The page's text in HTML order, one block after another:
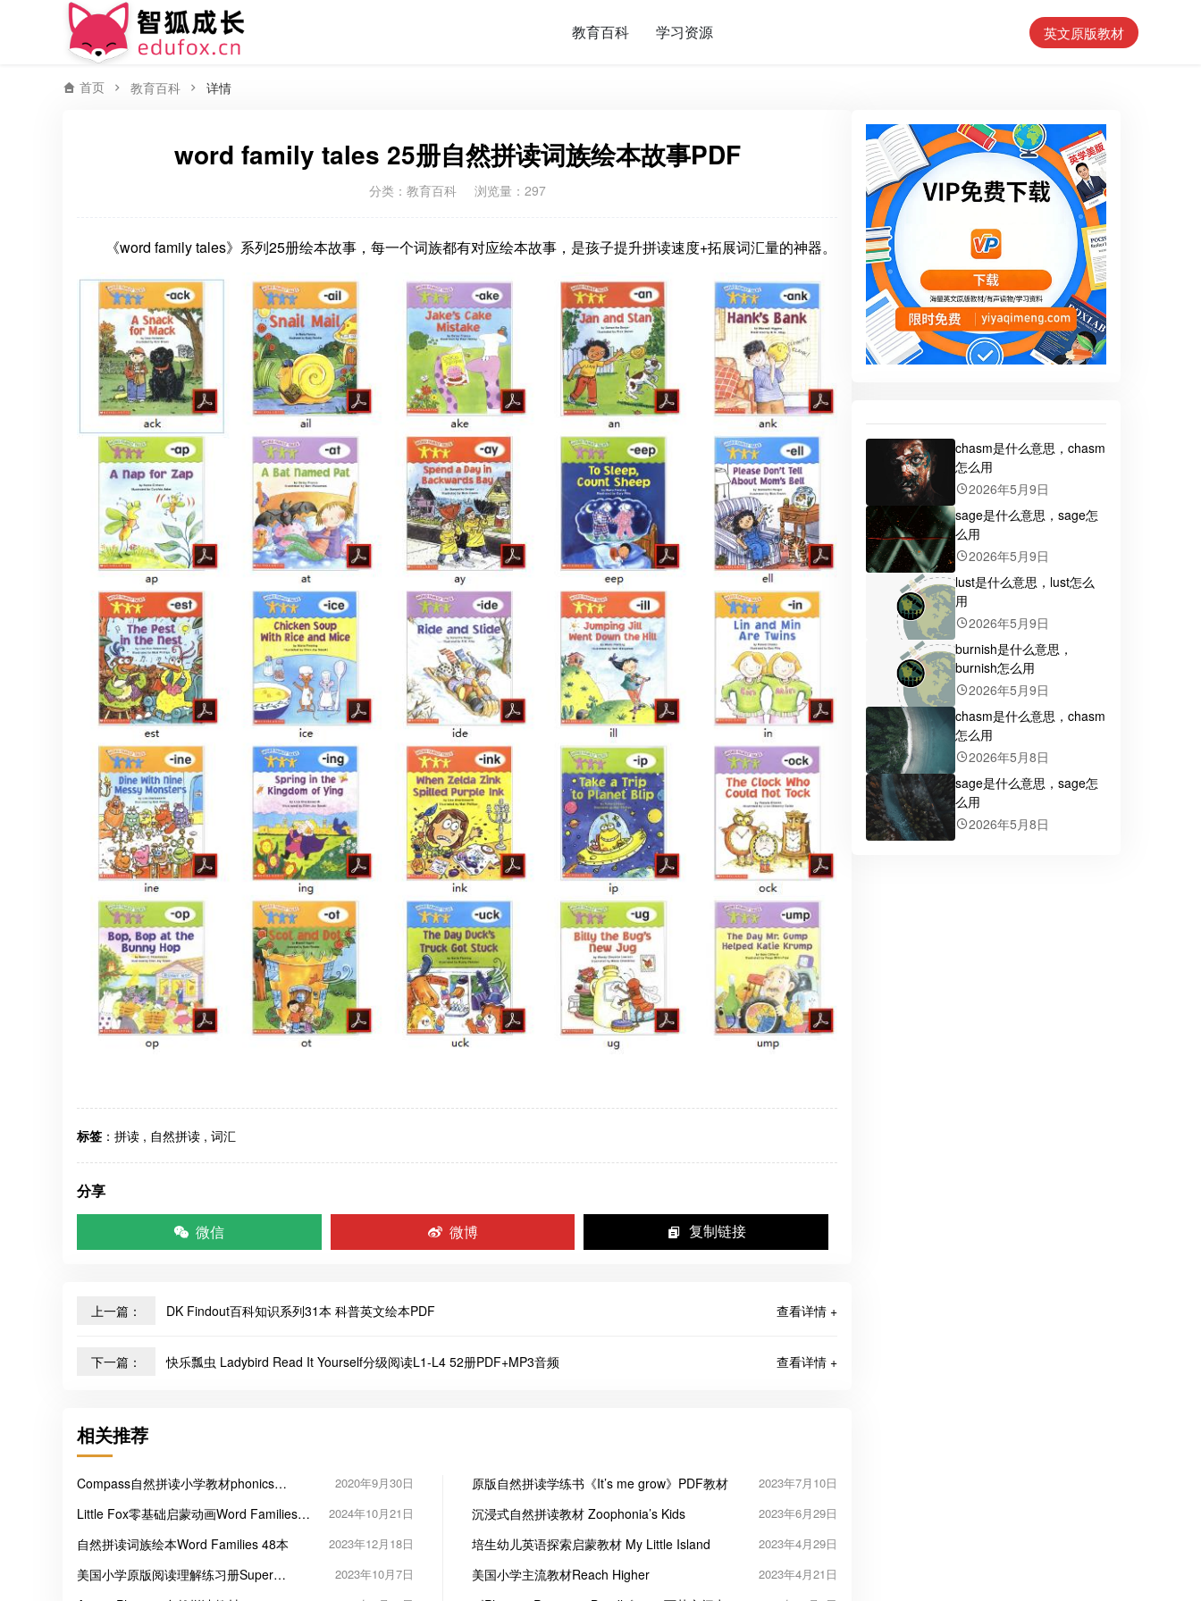
教育百科 学习资源 英文原版教材
首页 教育百科 详情
word family tales 25册自然拼读词族绘本故事PDF
分类： 教育百科 浏览量：297
《word family tales》系列25册绘本故事，每一个词族都有对应绘本故事，是孩子提升拼读速度+拓展词汇量的神器。
标签 ： 拼读 , 自然拼读 , 词汇
分享
微信
微博 复制链接
上一篇： 查看详情 +
DK Findout百科知识系列31本 科普英文绘本PDF
下一篇： 查看详情 +
快乐瓢虫 Ladybird Read It Yourself分级阅读L1-L4 52册PDF+MP3音频
相关推荐
Compass自然拼读小学教材phonics
2020年9月30日
Little Fox零基础启蒙动画Word Families，
2024年10月21日
自然拼读词族绘本Word Families 48本 2023年12月18日
美国小学原版阅读理解练习册Super
2023年10月7日
原版自然拼读学练书《It’s me grow》PDF教材 2023年7月10日
沉浸式自然拼读教材 Zoophonia’s Kids 2023年6月29日
培生幼儿英语探索启蒙教材 My Little Island 2023年4月29日
美国小学主流教材Reach Higher 2023年4月21日
chasm是什么意思，chasm
怎么用
2026年5月9日
sage是什么意思，sage怎
么用
2026年5月9日
lust是什么意思，lust怎么
用
2026年5月9日
burnish是什么意思，
burnish怎么用
2026年5月9日
chasm是什么意思，chasm
怎么用
2026年5月8日
sage是什么意思，sage怎
么用
2026年5月8日